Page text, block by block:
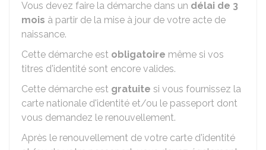
Vous devez faire la démarche dans un délai de 3
mois à partir de la mise à jour de votre acte de
naissance.
Cette démarche est obligatoire même si vos
titres d'identité sont encore valides.
Cette démarche est gratuite si vous fournissez la
carte nationale d'identité et/ou le passeport dont
vous demandez le renouvellement.
Après le renouvellement de votre carte d'identité